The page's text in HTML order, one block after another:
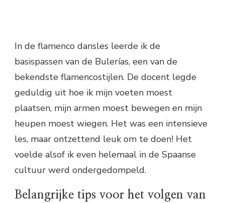
In de flamenco dansles leerde ik de
basispassen van de Bulerías, een van de
bekendste flamencostijlen. De docent legde
geduldig uit hoe ik mijn voeten moest
plaatsen, mijn armen moest bewegen en mijn
heupen moest wiegen. Het was een intensieve
les, maar ontzettend leuk om te doen! Het
voelde alsof ik even helemaal in de Spaanse
cultuur werd ondergedompeld.
Belangrijke tips voor het volgen van